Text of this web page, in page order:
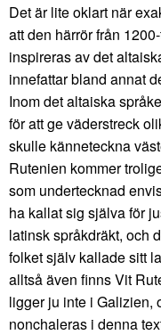
Det är lite oklart när
att den härrör från
inspireras av det
innefattar bland annat
Inom det altaiska
för att ge väderstreck
skulle känneteckna
Rutenien kommer
som undertecknad
ha kallat sig själva för
latinsk språkdräkt, och
folket själv kallade sitt
alltså även finns Vit
ligger ju inte i Galizien,
nonchaleras i denna